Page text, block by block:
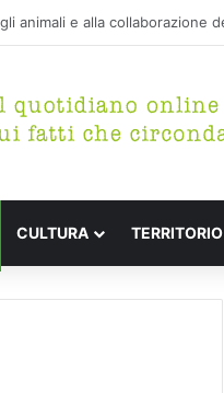
CULTURA TERRITORIO